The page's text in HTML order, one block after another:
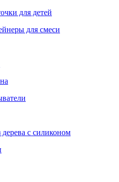
для детей
для смеси
с силиконом